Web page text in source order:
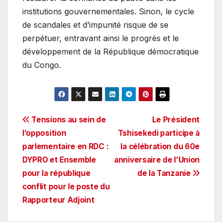
institutions gouvernementales. Sinon, le cycle
de scandales et d’impunité risque de se
perpétuer, entravant ainsi le progrès et le
développement de la République démocratique
du Congo.
Navigation
de
l’article
Le Président
Tshisekedi participe à
la célébration du 60e
anniversaire de l’Union
de la Tanzanie
Tensions au sein de
l’opposition
parlementaire en RDC :
DYPRO et Ensemble
pour la république
conflit pour le poste du
Rapporteur Adjoint